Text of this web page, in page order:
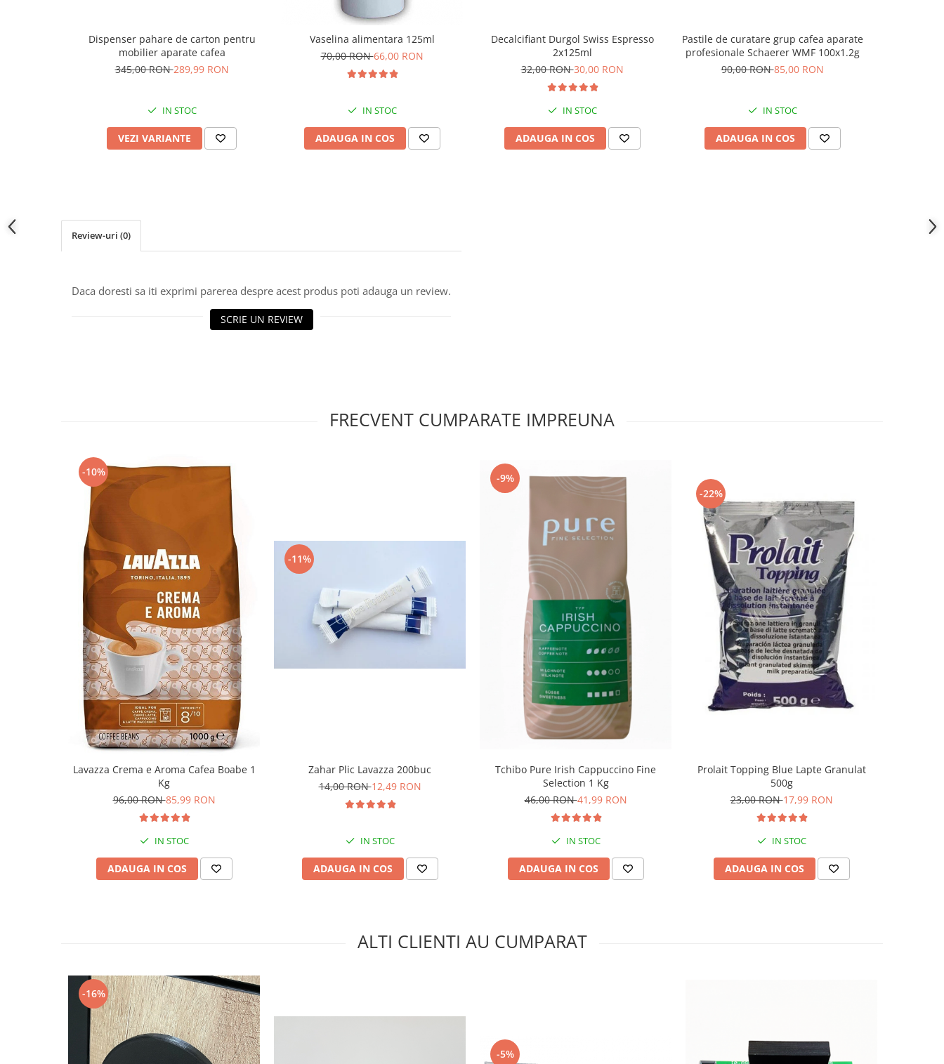
Dispenser pahare de carton pentru
mobilier aparate cafea
345,00 RON289,99 RON
IN STOC
VEZI VARIANTE
Vaselina alimentara 125ml
70,00 RON66,00 RON
IN STOC
ADAUGA IN COS
Decalcifiant Durgol Swiss Espresso
2x125ml
32,00 RON30,00 RON
IN STOC
ADAUGA IN COS
Pastile de curatare grup cafea aparate
profesionale Schaerer WMF 100x1.2g
90,00 RON85,00 RON
IN STOC
ADAUGA IN COS
Review-uri (0)
Daca doresti sa iti exprimi parerea despre acest produs poti adauga un review.
SCRIE UN REVIEW
FRECVENT CUMPARATE IMPREUNA
-10%
Lavazza Crema e Aroma Cafea Boabe 1
Kg
96,00 RON85,99 RON
IN STOC
ADAUGA IN COS
-11%
Zahar Plic Lavazza 200buc
14,00 RON12,49 RON
IN STOC
ADAUGA IN COS
-9%
Tchibo Pure Irish Cappuccino Fine
Selection 1 Kg
46,00 RON41,99 RON
IN STOC
ADAUGA IN COS
-22%
Prolait Topping Blue Lapte Granulat
500g
23,00 RON17,99 RON
IN STOC
ADAUGA IN COS
ALTI CLIENTI AU CUMPARAT
-16%
-5%